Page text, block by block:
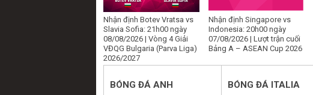
Nhận định Botev Vratsa vs
Slavia Sofia: 21h00 ngày
08/08/2026 | Vòng 4 Giải
VĐQG Bulgaria (Parva Liga)
2026/2027
Nhận định Singapore vs
Indonesia: 20h00 ngày
07/08/2026 | Lượt trận cuối
Bảng A – ASEAN Cup 2026
BÓNG ĐÁ ANH BÓNG ĐÁ ITALIA